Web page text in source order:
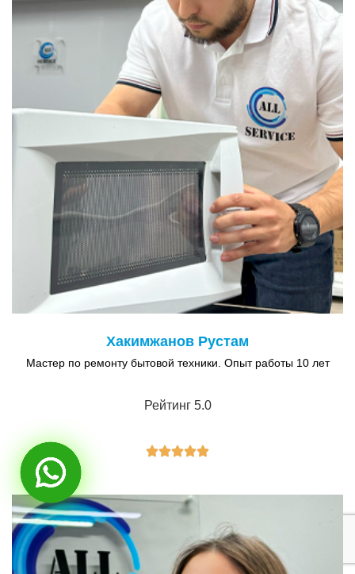
Хакимжанов Рустам
Мастер по ремонту бытовой техники. Опыт работы 10 лет
Рейтинг 5.0